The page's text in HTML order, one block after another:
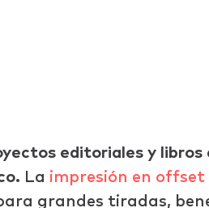
editoriales y
La impresión en offset
grandes tiradas,